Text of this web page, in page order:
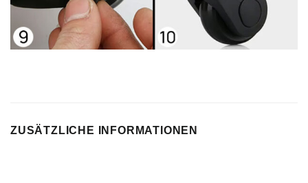
ZUSÄTZLICHE INFORMATIONEN